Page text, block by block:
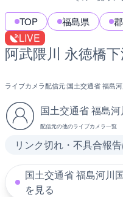
TOP 福島県
LIVE
阿武隈川 永徳橋
ライブカメラ配信元:国土交通省 福島
国土交通省 福島
配信元の他のライブカメラ一覧
リンク切れ・不具合報
国土交通省 福島河川
を見る